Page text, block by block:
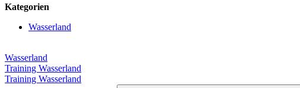
Kategorien
Wasserland
Wasserland
Beitragsnavigation
Vorheriger
Beitrag:
Training Wasserland
Nächster
Training Wasserland